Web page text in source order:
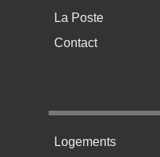
La Poste
Contact
Menu pratique
Logements